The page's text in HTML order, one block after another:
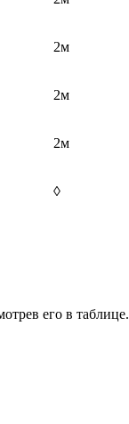
2м
2м
2м
◊
его в таблице.